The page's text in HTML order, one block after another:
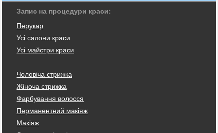
Запис на процедури краси:
Перукар
Усі салони краси
Усі майстри краси
Чоловіча стрижка
Жіноча стрижка
Фарбування волосся
Перманентний макіяж
Макіяж